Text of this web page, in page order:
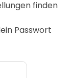
finden
Passwort